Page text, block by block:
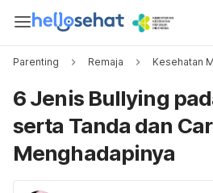
Parenting Remaja Kesehatan
6 Jenis Bullying
serta Tanda dan
Menghadapinya